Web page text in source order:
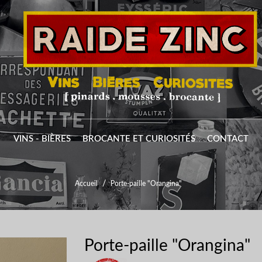
VINS - BIÈRES BROCANTE ET CURIOSITÉS CONTACT
Accueil Porte-paille "Orangina"
Porte-paille "Orangina"